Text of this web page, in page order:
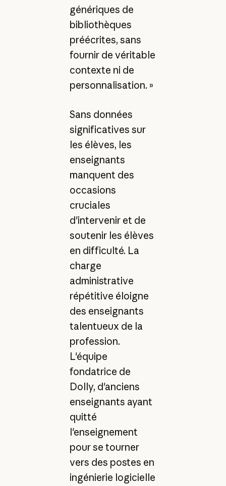
génériques de
bibliothèques
préécrites, sans
fournir de véritable
contexte ni de
personnalisation. »
Sans données
significatives sur
les élèves, les
enseignants
manquent des
occasions
cruciales
d'intervenir et de
soutenir les élèves
en difficulté. La
charge
administrative
répétitive éloigne
des enseignants
talentueux de la
profession.
L'équipe
fondatrice de
Dolly, d'anciens
enseignants ayant
quitté
l'enseignement
pour se tourner
vers des postes en
ingénierie logicielle